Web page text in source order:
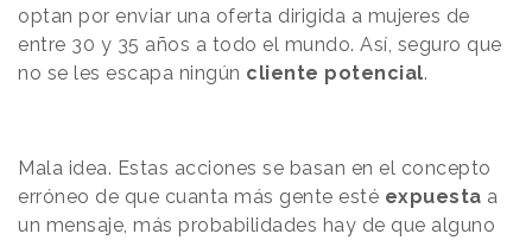
optan por enviar una oferta dirigida a mujeres de
entre 30 y 35 años a todo el mundo. Así, seguro que
no se les escapa ningún cliente potencial.
Mala idea. Estas acciones se basan en el concepto
erróneo de que cuanta más gente esté expuesta a
un mensaje, más probabilidades hay de que alguno